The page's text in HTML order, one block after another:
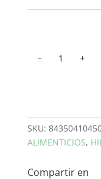
SKU:
ALIMENTICIOS,
Compartir en